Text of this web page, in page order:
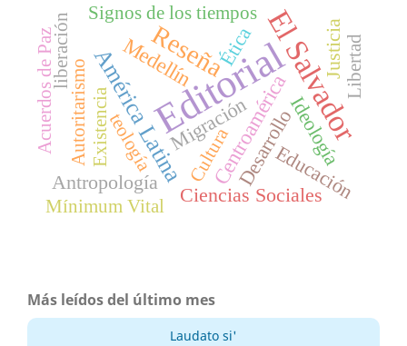
EditorialEl Salvador
Reseña
América LatinaCentroamérica
Medellín
Migración Ideología
Ciencias Sociales
Antropología Educación
Ética
Desarrollo
Justicia
Signos de los tiempos
teología
Autoritarismo Libertad
liberación
Cultura
Mínimum Vital
Acuerdos de Paz Existencia
Más leídos del último mes
Laudato si'